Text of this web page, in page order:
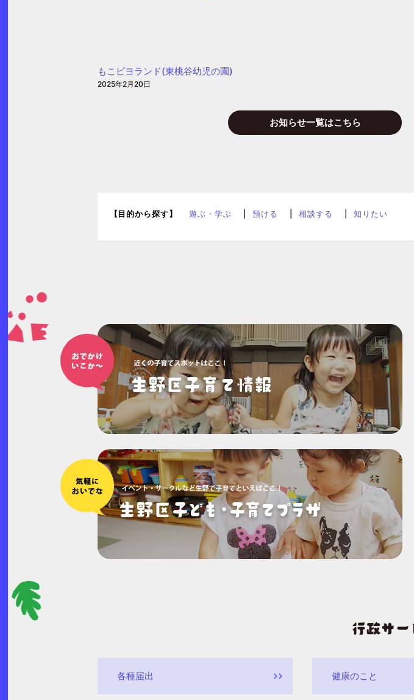
日」
もこピヨランド(東桃谷幼児の園)
2025年2月20日
お知らせ一覧はこちら
【目的から探す】 遊ぶ・学ぶ 預ける 相談する 知りたい
各種届出 健康のこと